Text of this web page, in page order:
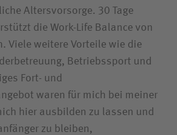
Altersvorsorge. 30 Tage
die Work-Life Balance von
Viele weitere Vorteile wie die
Betriebssport und
Fort- und
waren für mich bei meiner
hier ausbilden zu lassen und
zu bleiben,